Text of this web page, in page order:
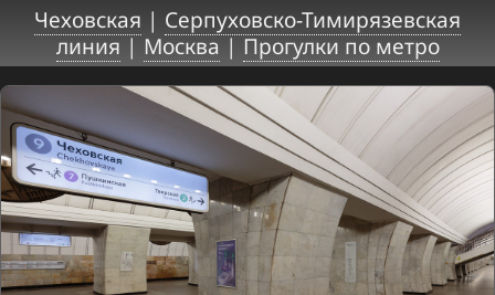
Чеховская | Серпуховско-Тимирязевская
линия|Москва|Прогулки по метро